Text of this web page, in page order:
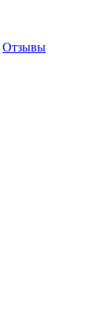
Отзывы